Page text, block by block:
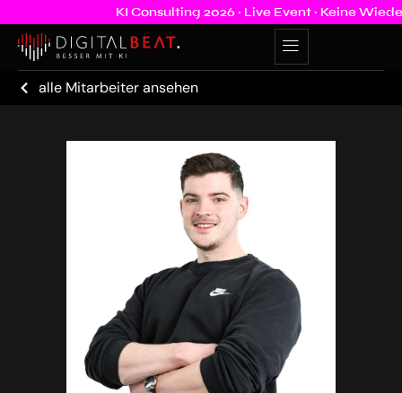
KI Consulting 2026 · Live Event · Keine
alle Mitarbeiter ansehen